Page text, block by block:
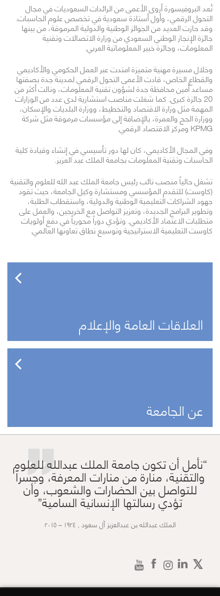
تُعد البروفيسورة أروى الأعمى من الرائدات السعوديات في مجال
التحول الرقمي، وأول أستاذة سعودية في تخصص علوم الحاسبات.
وقد حازت العديد من الجوائز الوطنية والدولية المرموقة، من بينها
جائزة الإنجاز الوطني السعودي من وزارة الاتصالات وتقنية
المعلومات، وجائزة خبير المعلوماتية العربي.
وخلال مسيرة مهنية متميزة امتدت عبر العمل الحكومي والأكاديمي
والقطاع الخاص، قادت الأعمى التحول الرقمي لمدينة جدة بصفتها
مساعد أمين محافظة جدة لشؤون تقنية المعلومات، ونالت أكثر من
20 جائزة كبرى. كما شغلت مناصب استشارية لدى عدد من الوزارات
المهمة مثل وزارة الاقتصاد والتخطيط، ووزارة البلديات والإسكان،
ووزارة الحج والعمرة، بالإضافة إلى مؤسسات مرموقة مثل شركة
KPMG ومركز الاقتصاد الرقمي.
وفي المجال الأكاديمي، كان لها دور تأسيسي في إنشاء وقيادة كلية
الحاسبات وتقنية المعلومات بجامعة الملك عبد العزيز.
تشغل حالياً منصب نائب رئيس جامعة الملك عبد الله للعلوم والتقنية
(كاوست) للتقدم المؤسسي ومستشارة وكيل الجامعة، حيث تقود
جهود الشراكات التعليمية الوطنية والدولية، واستقطاب الطلبة،
وتطوير البرامج الجديدة، وتعزيز التواصل مع الخريجين، والعمل على
متطلبات الاعتماد الأكاديمي. وتؤدي دوراً محورياً في دفع أولويات
كاوست التعليمية الاستراتيجية وتوسيع نطاق تعاونها العالمي.
العلاقات العامة والإعلام
عن الجامعة ”
نأمل أن تكون جامعة الملك عبدالله للعلوم
والتقنية، منارة من منارات المعرفة، وجسراً
للتواصل بين الحضارات والشعوب، وأن
تؤدي رسالتها الإنسانية السامية
الملك عبدالله بن عبدالعزيز آل سعود , ١٩٢٤ – ٢٠١٥